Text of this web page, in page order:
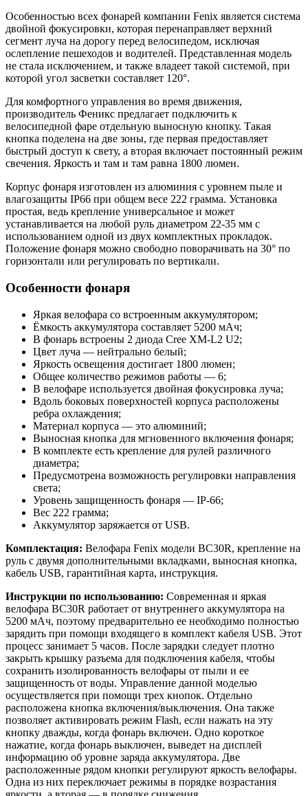
Особенностью всех фонарей компании Fenix является система
двойной фокусировки, которая перенаправляет верхний
сегмент луча на дорогу перед велосипедом, исключая
ослепление пешеходов и водителей. Представленная модель
не стала исключением, и также владеет такой системой, при
которой угол засветки составляет 120°.
Для комфортного управления во время движения,
производитель Феникс предлагает подключить к
велосипедной фаре отдельную выносную кнопку. Такая
кнопка поделена на две зоны, где первая предоставляет
быстрый доступ к свету, а вторая включает постоянный режим
свечения. Яркость и там и там равна 1800 люмен.
Корпус фонаря изготовлен из алюминия с уровнем пыле и
влагозащиты IP66 при общем весе 222 грамма. Установка
простая, ведь крепление универсальное и может
устанавливается на любой руль диаметром 22-35 мм с
использованием одной из двух комплектных прокладок.
Положение фонаря можно свободно поворачивать на 30° по
горизонтали или регулировать по вертикали.
Особенности фонаря
Яркая велофара со встроенным аккумулятором;
Ёмкость аккумулятора составляет 5200 мАч;
В фонарь встроены 2 диода Cree XM-L2 U2;
Цвет луча — нейтрально белый;
Яркость освещения достигает 1800 люмен;
Общее количество режимов работы — 6;
В велофаре используется двойная фокусировка луча;
Вдоль боковых поверхностей корпуса расположены
ребра охлаждения;
Материал корпуса — это алюминий;
Выносная кнопка для мгновенного включения фонаря;
В комплекте есть крепление для рулей различного
диаметра;
Предусмотрена возможность регулировки направления
света;
Уровень защищенность фонаря — IP-66;
Вес 222 грамма;
Аккумулятор заряжается от USB.
Комплектация: Велофара Fenix модели BC30R, крепление на
руль с двумя дополнительными вкладками, выносная кнопка,
кабель USB, гарантийная карта, инструкция.
Инструкции по использованию: Современная и яркая
велофара BC30R работает от внутреннего аккумулятора на
5200 мАч, поэтому предварительно ее необходимо полностью
зарядить при помощи входящего в комплект кабеля USB. Этот
процесс занимает 5 часов. После зарядки следует плотно
закрыть крышку разъема для подключения кабеля, чтобы
сохранить изолированность велофары от пыли и ее
защищенность от воды. Управление данной моделью
осуществляется при помощи трех кнопок. Отдельно
расположена кнопка включения/выключения. Она также
позволяет активировать режим Flash, если нажать на эту
кнопку дважды, когда фонарь включен. Одно короткое
нажатие, когда фонарь выключен, выведет на дисплей
информацию об уровне заряда аккумулятора. Две
расположенные рядом кнопки регулируют яркость велофары.
Одна из них переключает режимы в порядке возрастания